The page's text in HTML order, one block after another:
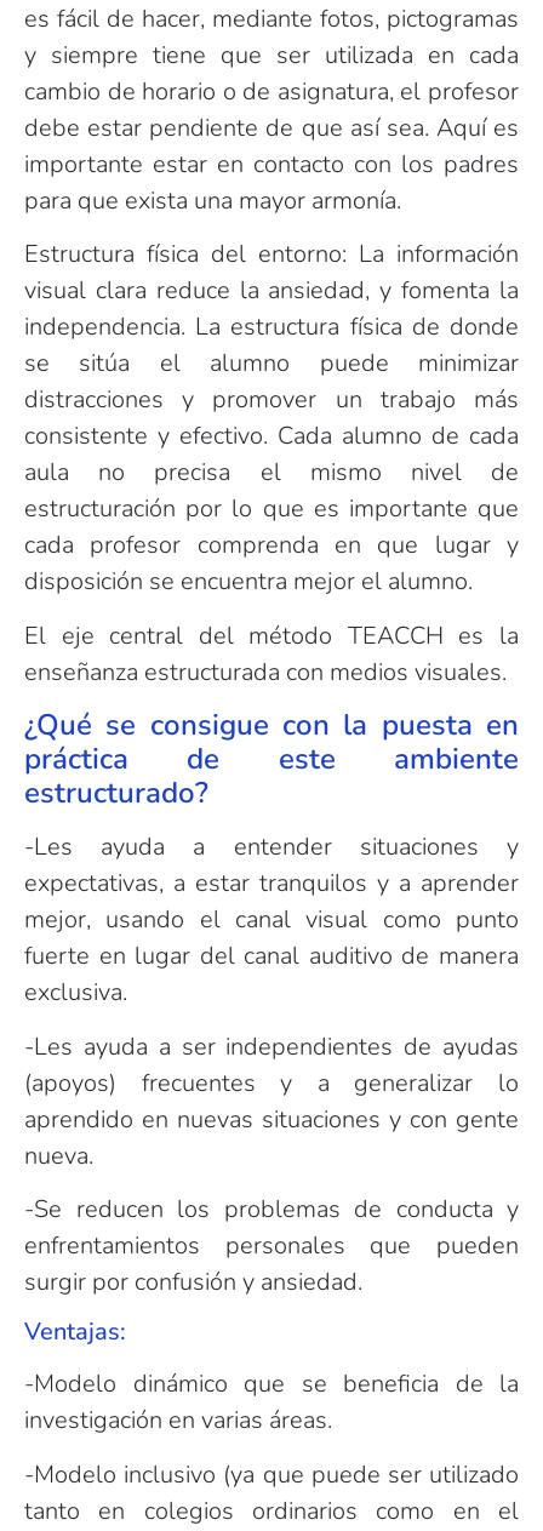
es fácil de hacer, mediante fotos, pictogramas
y siempre tiene que ser utilizada en cada
cambio de horario o de asignatura, el profesor
debe estar pendiente de que así sea. Aquí es
importante estar en contacto con los padres
para que exista una mayor armonía.
Estructura física del entorno: La información
visual clara reduce la ansiedad, y fomenta la
independencia. La estructura física de donde
se sitúa el alumno puede minimizar
distracciones y promover un trabajo más
consistente y efectivo. Cada alumno de cada
aula no precisa el mismo nivel de
estructuración por lo que es importante que
cada profesor comprenda en que lugar y
disposición se encuentra mejor el alumno.
El eje central del método TEACCH es la
enseñanza estructurada con medios visuales.
¿Qué se consigue con la puesta en
práctica de este ambiente
estructurado?
-Les ayuda a entender situaciones y
expectativas, a estar tranquilos y a aprender
mejor, usando el canal visual como punto
fuerte en lugar del canal auditivo de manera
exclusiva.
-Les ayuda a ser independientes de ayudas
(apoyos) frecuentes y a generalizar lo
aprendido en nuevas situaciones y con gente
nueva.
-Se reducen los problemas de conducta y
enfrentamientos personales que pueden
surgir por confusión y ansiedad.
Ventajas:
-Modelo dinámico que se beneficia de la
investigación en varias áreas.
-Modelo inclusivo (ya que puede ser utilizado
tanto en colegios ordinarios como en el